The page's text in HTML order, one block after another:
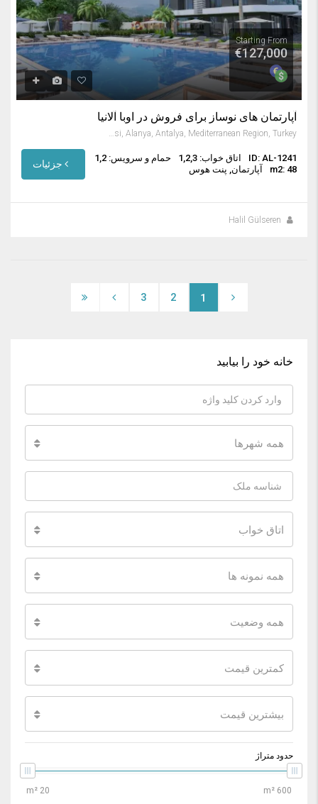
Starting From
€127,000
آپارتمان های نوساز برای فروش در اوبا آلانیا
ID: AL-1241 اتاق خواب: 1,2,3
حمام و سرویس: 1,2
m2: 48
آپارتمان, پنت هوس
Halil Gülseren
1
2
3
خانه خود را بیابید
همه شهرها
اتاق خواب
همه نمونه ها
همه وضعیت
کمترین قیمت
بیشترین قیمت
حدود متراژ